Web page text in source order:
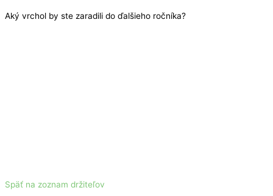
Aký vrchol by ste zaradili do ďalšieho ročníka?
Späť na zoznam držiteľov